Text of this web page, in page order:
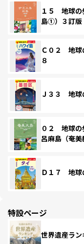
１５ 地球
島①）３訂版
Ｃ０２ 地球
８
Ｊ３３ 地
０２ 地球
呂麻島（奄
Ｄ１７ 地
特設ページ
世界遺産ラ